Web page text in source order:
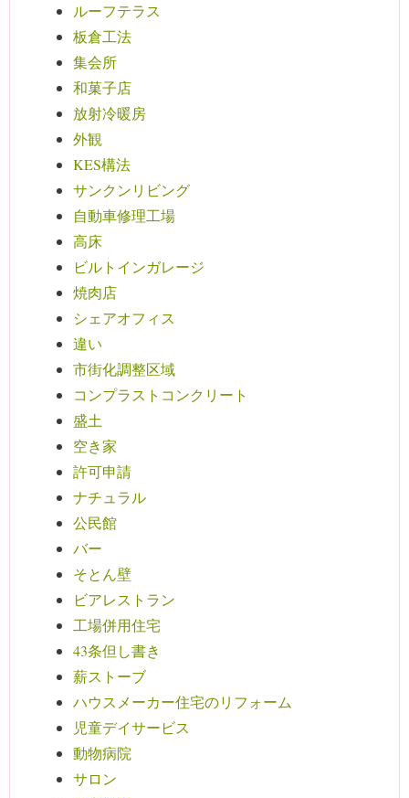
ルーフテラス
板倉工法
集会所
和菓子店
放射冷暖房
外観
KES構法
サンクンリビング
自動車修理工場
高床
ビルトインガレージ
焼肉店
シェアオフィス
違い
市街化調整区域
コンプラストコンクリート
盛土
空き家
許可申請
ナチュラル
公民館
バー
そとん壁
ビアレストラン
工場併用住宅
43条但し書き
薪ストーブ
ハウスメーカー住宅のリフォーム
児童デイサービス
動物病院
サロン